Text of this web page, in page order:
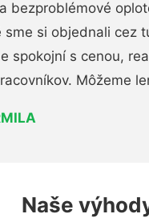
bezproblémové
sme si objednali cez
spokojní s cenou,
Môžeme
Naše